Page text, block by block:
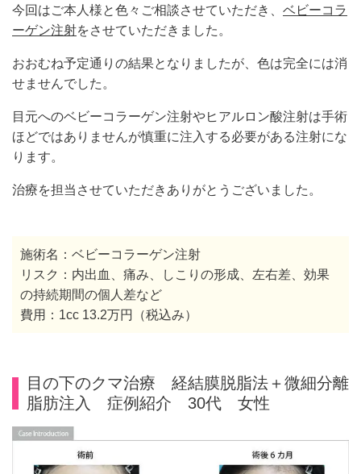
今回はご本人様と色々ご相談させていただき、 ベビーコラ
ーゲン注射をさせていただきました。
おおむね予定通りの結果となりましたが、色は完全には消
せませんでした。
目元へのベビーコラーゲン注射やヒアルロン酸注射は手術
ほどではありませんが慎重に注入する必要がある注射にな
ります。
治療を担当させていただきありがとうございました。
施術名：ベビーコラーゲン注射
リスク：内出血、痛み、しこりの形成、左右差、効果
の持続期間の個人差など
費用：1cc 13.2万円（税込み）
目の下のクマ治療 経結膜脱脂法＋微細分離
脂肪注入 症例紹介 30代 女性